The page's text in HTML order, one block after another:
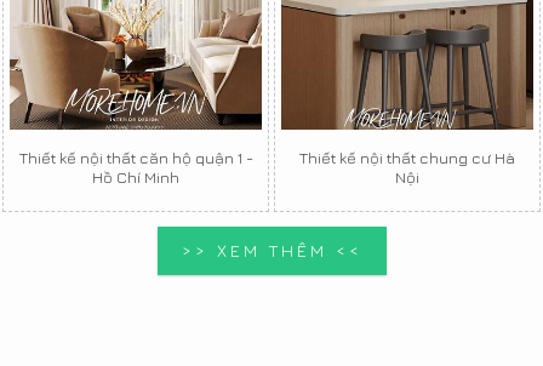
Thiết kế nội thất căn hộ quận 1 -
Hồ Chí Minh
Thiết kế nội thất chung cư Hà
Nội
>> XEM THÊM <<